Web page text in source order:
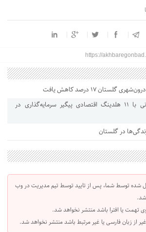
https://
۱۷ درصد کاهش یافت
استاندار: بابک زنجانی با ۱۱ هلدینگ اقتصادی پیگیر سرمایه‌گذاری در
شده توسط شما، پس از تایید توسط تیم مدیریت در وب
تهمت یا افترا باشد منتشر نخواهد شد.
از زبان فارسی یا غیر مرتبط باشد منتشر نخواهد شد.